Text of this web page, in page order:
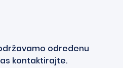
određenu
kontaktirajte.